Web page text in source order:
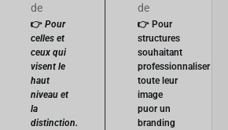
de
👉 Pour
celles et
ceux qui
visent le
haut
niveau et
la
distinction.
de
👉 Pour
structures
souhaitant
professionnaliser
toute leur
image
puor un
branding